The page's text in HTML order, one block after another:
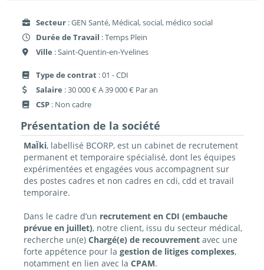
Secteur : GEN Santé, Médical, social, médico social
Durée de Travail : Temps Plein
Ville : Saint-Quentin-en-Yvelines
Type de contrat : 01 - CDI
Salaire : 30 000 € A 39 000 € Par an
CSP : Non cadre
Présentation de la société
MaÏki, labellisé BCORP, est un cabinet de recrutement
permanent et temporaire spécialisé, dont les équipes
expérimentées et engagées vous accompagnent sur
des postes cadres et non cadres en cdi, cdd et travail
temporaire.
Dans le cadre d’un recrutement en CDI (embauche
prévue en juillet), notre client, issu du secteur médical,
recherche un(e) Chargé(e) de recouvrementavec une
forte appétence pour la gestion de litiges complexes,
notamment en lien avec la CPAM.